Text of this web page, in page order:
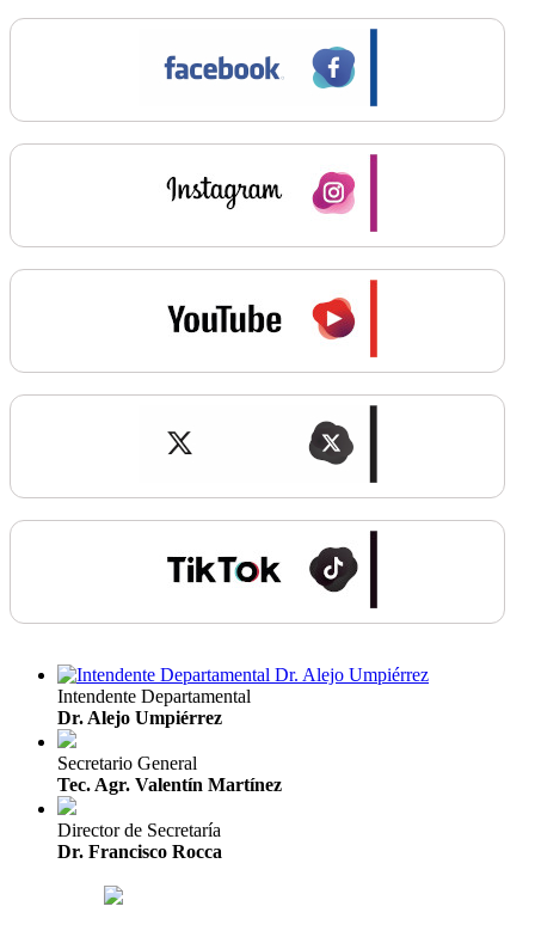
Intendente Departamental
Dr. Alejo Umpiérrez
Secretario General
Tec. Agr. Valentín Martínez
Director de Secretaría
Dr. Francisco Rocca